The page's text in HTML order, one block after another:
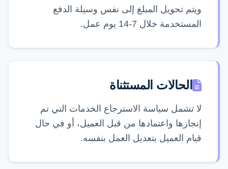
ويتم تحويل المبلغ إلى نفس وسيلة الدفع
المستخدمة خلال 7-14 يوم عمل.
الحالات المستثناة
لا تشمل سياسة الاسترجاع الخدمات التي تم
إنجازها واعتمادها من قبل العميل، أو في حال
قيام العميل بتعديل العمل بنفسه.